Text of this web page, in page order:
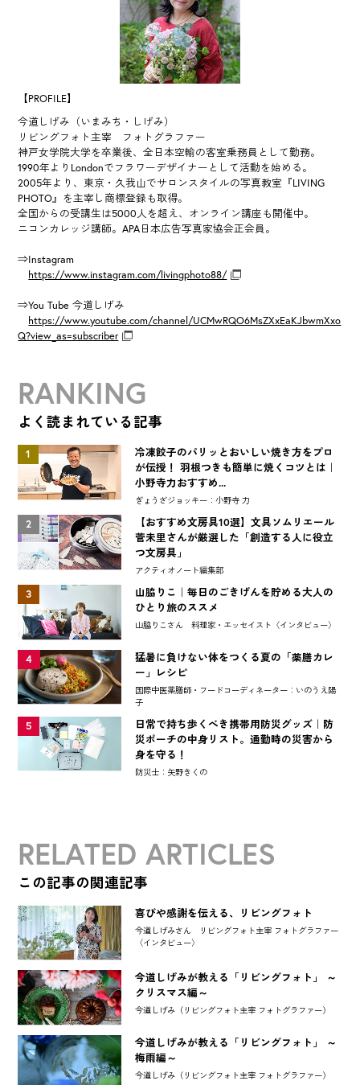
【PROFILE】
今道しげみ（いまみち・しげみ）
リビングフォト主宰 フォトグラファー
神戸女学院大学を卒業後、全日本空輸の客室乗務員として勤務。
1990年よりLondonでフラワーデザイナーとして活動を始める。
2005年より、東京・久我山でサロンスタイルの写真教室『LIVING
PHOTO』を主宰し商標登録も取得。
全国からの受講生は5000人を超え、オンライン講座も開催中。
ニコンカレッジ講師。APA日本広告写真家協会正会員。
⇒Instagram
https://www.instagram.com/livingphoto88/
⇒You Tube 今道しげみ
https://www.youtube.com/channel/UCMwRQO6MsZXxEaKJbwmXxo
Q?view_as=subscriber
RANKING
よく読まれている記事
1
冷凍餃子のパリッとおいしい焼き方をプロ
が伝授！ 羽根つきも簡単に焼くコツとは｜
小野寺力おすすめ...
ぎょうざジョッキー：小野寺 力
2
【おすすめ文房具10選】文具ソムリエール
菅未里さんが厳選した「創造する人に役立
つ文房具」
アクティオノート編集部
3
山脇りこ｜毎日のごきげんを貯める大人の
ひとり旅のススメ
山脇りこさん 料理家・エッセイスト〈インタビュー〉
4
猛暑に負けない体をつくる夏の「薬膳カレ
ー」レシピ
国際中医薬膳師・フードコーディネーター：いのうえ陽
子
5
日常で持ち歩くべき携帯用防災グッズ｜防
災ポーチの中身リスト。通勤時の災害から
身を守る！
防災士：矢野きくの
RELATED ARTICLES
この記事の関連記事
喜びや感謝を伝える、リビングフォト
今道しげみさん リビングフォト主宰 フォトグラファー
〈インタビュー〉
今道しげみが教える「リビングフォト」 ～
クリスマス編～
今道しげみ（リビングフォト主宰 フォトグラファー）
今道しげみが教える「リビングフォト」 ～
梅雨編～
今道しげみ（リビングフォト主宰 フォトグラファー）